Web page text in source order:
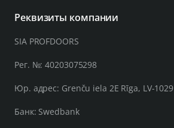
Реквизиты компании
SIA PROFDOORS
Рег. №: 40203075298
Юр. адрес: Grenču iela 2E Rīga, LV-1029
Банк: Swedbank